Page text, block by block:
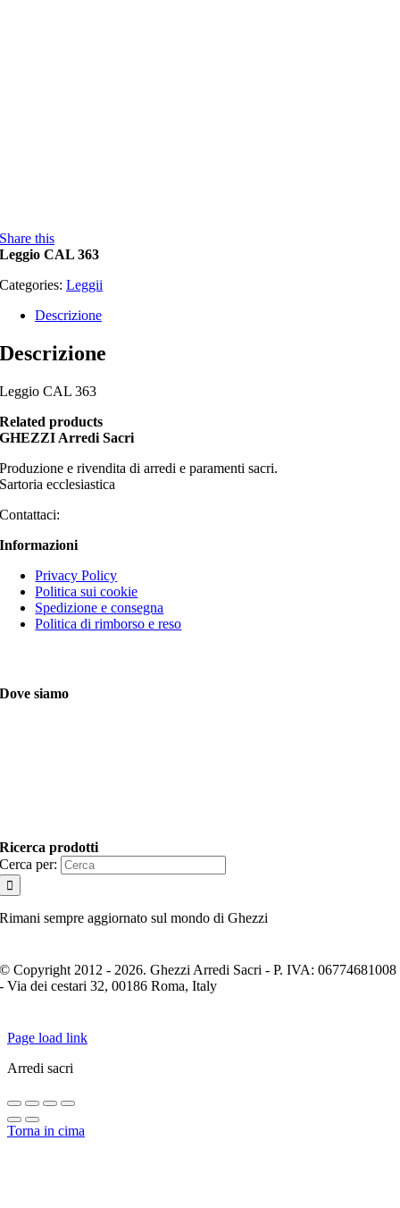
Share this
Leggio CAL 363
Categories:Leggii
Descrizione
Descrizione
Leggio CAL 363
Related products
GHEZZI Arredi Sacri
Produzione e rivendita di arredi e paramenti sacri.
Sartoria ecclesiastica
Contattaci:
Informazioni
Privacy Policy
Politica sui cookie
Spedizione e consegna
Politica di rimborso e reso
Dove siamo
Ricerca prodotti
Cerca per:
Rimani sempre aggiornato sul mondo di Ghezzi
© Copyright 2012 - 2026. Ghezzi Arredi Sacri - P. IVA: 06774681008
- Via dei cestari 32, 00186 Roma, Italy
Page load link
Arredi sacri
Torna in cima